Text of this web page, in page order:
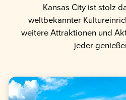
Kansas City ist stolz
weltbekannter
weitere Attraktionen und
jeder